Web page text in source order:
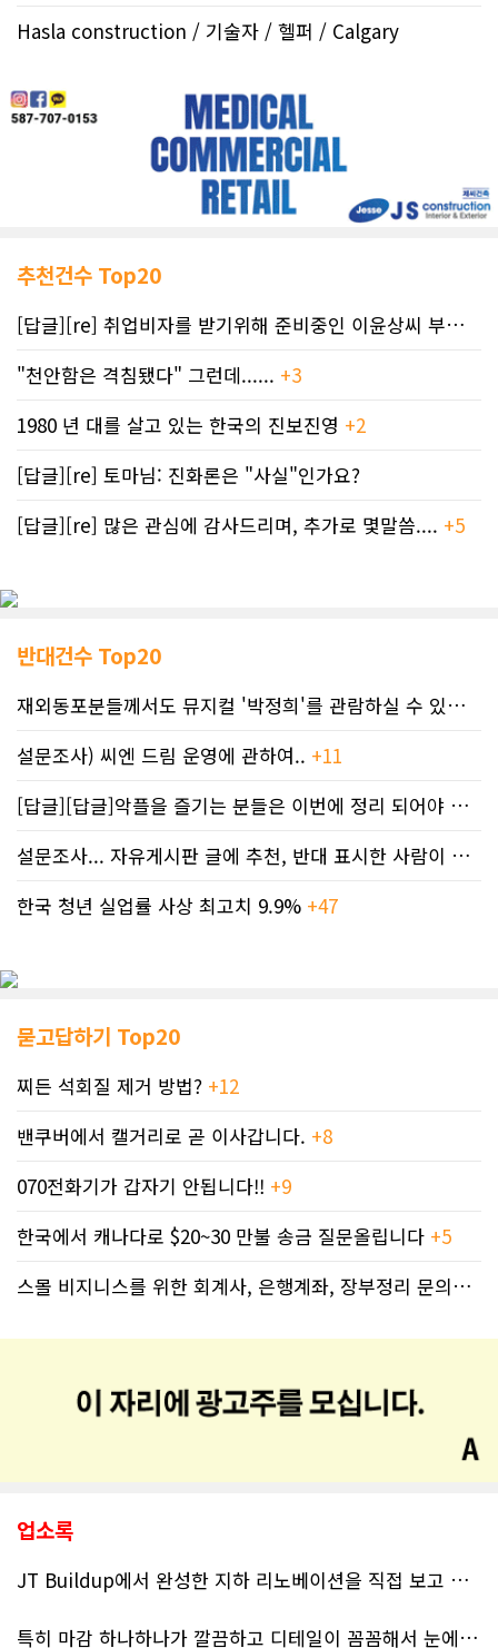
Hasla construction / 기술자 / 헬퍼 / Calgary
추천건수 Top20
[답글][re] 취업비자를 받기위해 준비중인 이윤상씨 부부께 드리는 편지
"천안함은 격침됐다" 그런데...... +3
1980 년 대를 살고 있는 한국의 진보진영 +2
[답글][re] 토마님: 진화론은 "사실"인가요?
[답글][re] 많은 관심에 감사드리며, 추가로 몇말씀.... +5
반대건수 Top20
재외동포분들께서도 뮤지컬 '박정희'를 관람하실 수 있도록 노력하겠습니..
설문조사) 씨엔 드림 운영에 관하여.. +11
[답글][답글]악플을 즐기는 분들은 이번에 정리 되어야 합니다.
설문조사... 자유게시판 글에 추천, 반대 표시한 사람이 누구인지 명단..
한국 청년 실업률 사상 최고치 9.9% +47
묻고답하기 Top20
찌든 석회질 제거 방법? +12
밴쿠버에서 캘거리로 곧 이사갑니다. +8
070전화기가 갑자기 안됩니다!! +9
한국에서 캐나다로 $20~30 만불 송금 질문올립니다 +5
스몰 비지니스를 위한 회계사, 은행계좌, 장부정리 문의드립니다.
업소록
JT Buildup에서 완성한 지하 리노베이션을 직접 보고 정말 완전 감동 깊었습니다. 단순히 공간을 새롭게 바꾼 정도가 아니라, 공간의 활용도와 전체적인 분위기까지 세심하게 고려해서 완전히 4성급 호텔 버금가는 새로운 공간으로 만들어 놓았더라고요.
특히 마감 하나하나가 깔끔하고 디테일이 꼼꼼해서 눈에 보이는 부분뿐만 아니라 보이지 않는 부분까지 신경 써서 시공해거 100프로 신뢰가 느껴졌습니다. 전체적인 완성도도 기대 이상이었고, 정말 놀라웠어요.